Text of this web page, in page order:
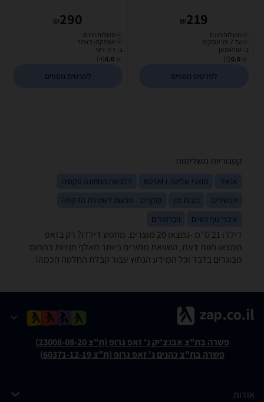
219
₪
משלוח חינם
עד 7 ימי עסקים
ב- טויז4פאן
0.0
(1)
לפרטים נוספים
290
₪
משלוח חינם
אספקה: באתר
ב- דיגי דיגי
0.0
(4)
לפרטים נוספים
קטגוריות משלימות
אנאלי מוצרי שליטה ו-BDSM
הלבשה תחתונה סקסית
תכשירים
בובות מין
קוקרינג - טבעות לשמירת הזיקפה
איברי גוף נשיים
ויברטורים
דילדו ‏21 ‏ס"מ -נמצאו 20 מוצרים. מחפש דילדו? רק בזאפ
תמצאו חוות דעת, השוואת מחירים ביותר מאלף חנויות בתחום
מבוגרים בלבד וכל המידע הנחוץ עבור קבלת החלטה חכמה!
פשרה בת"צ אבנצ'יק נ' זאפ גרופ (ת"צ 23008-08-20)
פשרה בת"צ כהנים נ' זאפ גרופ (ת"צ 60371-12-19)
אודות